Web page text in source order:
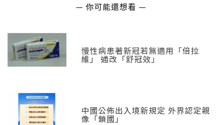
— 你可能還想看 —
慢性病患著新冠若無適用「倍拉
維」 通改「舒冠效」
中國公佈出入境新規定 外界認定親
像「鎖國」